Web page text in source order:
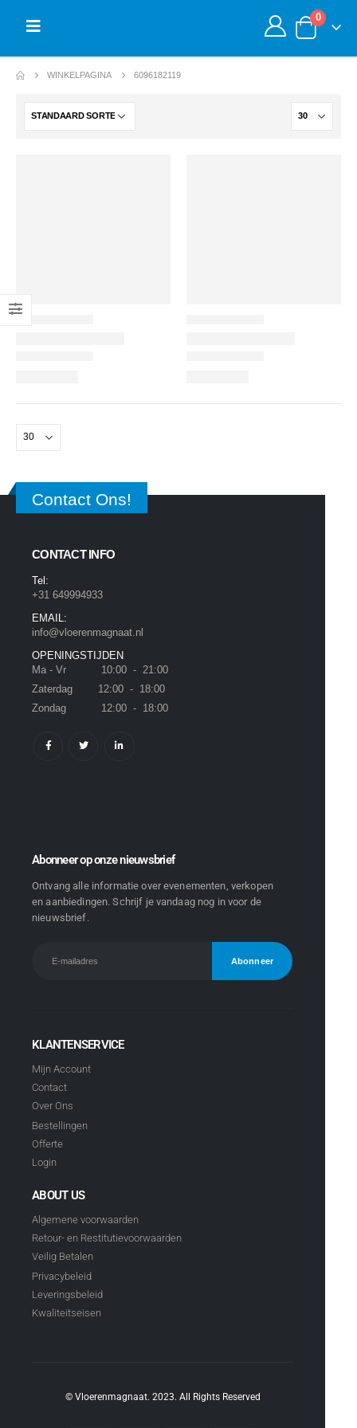
0
WINKELPAGINA 6096182119
Contact Ons!
CONTACT INFO
Tel:
+31 649994933
EMAIL:
info@vloerenmagnaat.nl
OPENINGSTIJDEN
Ma - Vr 10:00 - 21:00
Zaterdag 12:00 - 18:00
Zondag 12:00 - 18:00
Abonneer op onze nieuwsbrief
Ontvang alle informatie over evenementen, verkopen
en aanbiedingen. Schrijf je vandaag nog in voor de
nieuwsbrief.
KLANTENSERVICE
Mijn Account
Contact
Over Ons
Bestellingen
Offerte
Login
ABOUT US
Algemene voorwaarden
Retour- en Restitutievoorwaarden
Veilig Betalen
Privacybeleid
Leveringsbeleid
Kwaliteitseisen
© Vloerenmagnaat. 2023. All Rights Reserved